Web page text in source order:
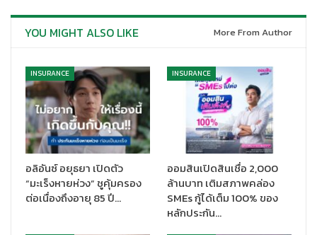
YOU MIGHT ALSO LIKE More From Author
INSURANCE
อลิอันซ์ อยุธยา เปิดตัว
“มะเร็งหายห่วง” ชูคุ้มครอง
ต่อเนื่องถึงอายุ 85 ปี…
INSURANCE
ออมสินเปิดสินเชื่อ 2,000
ล้านบาท เติมสภาพคล่อง
SMEs กู้ได้เต็ม 100% ของ
หลักประกัน…